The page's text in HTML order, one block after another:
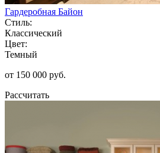
Гардеробная Байон
Стиль:
Классический
Цвет:
Темный
от 150 000 руб.
Рассчитать